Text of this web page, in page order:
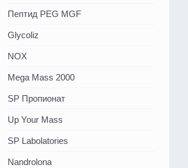
Пептид PEG MGF
Glycoliz
NOX
Mega Mass 2000
SP Пропионат
Up Your Mass
SP Labolatories
Nandrolona